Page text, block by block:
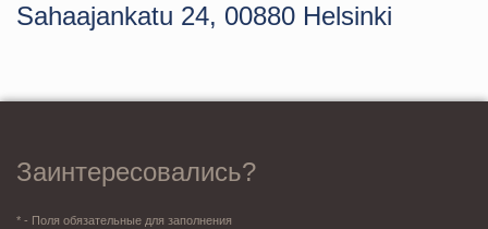
Sahaajankatu 24, 00880 Helsinki
Заинтересовались?
* - Поля обязательные для заполнения